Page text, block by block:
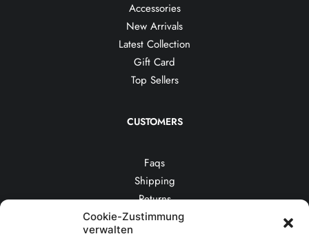
Cookie-Zustimmung
verwalten
Accessories
New Arrivals
Latest Collection
Gift Card
Top Sellers
CUSTOMERS
Faqs
Shipping
Returns
Terms
Contact Us